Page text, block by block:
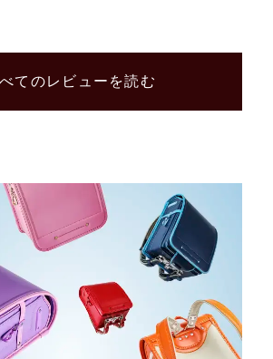
てのレビューを読む